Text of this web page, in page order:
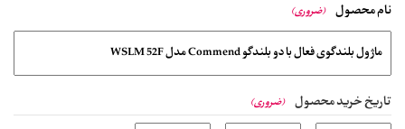
نام محصول (ضروری)
تاریخ خرید محصول (ضروری)